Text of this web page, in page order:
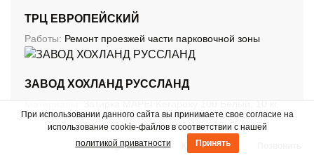
Telegram Каталог
ТРЦ ЕВРОПЕЙСКИЙ
Работы: Ремонт проезжей части парковочной зоны
ЗАВОД ХОХЛАНД РУССЛАНД
Затирка MAPEI Ultracolor plus 100 Белый, 2 кг
Заполнение швов в облицовке поверхностей
производственных цехах и складских помещениях
При использовании данного сайта вы принимаете свое согласие на
использование cookie-файлов в соответствии с нашей
политикой приватности
Принять